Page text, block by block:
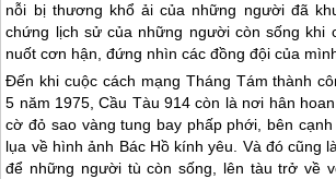
nỗi bị thương khổ ải của những người đã
chứng lịch sử của những người còn sống khi
nuốt cơn hận, đứng nhìn các đồng đội của
Đến khi cuộc cách mạng Tháng Tám thành
5 năm 1975, Cầu Tàu 914 còn là nơi hân
cờ đỏ sao vàng tung bay phấp phới, bên
lụa về hình ảnh Bác Hồ kính yêu. Và đó cũng
để những người tù còn sống, lên tàu trở về